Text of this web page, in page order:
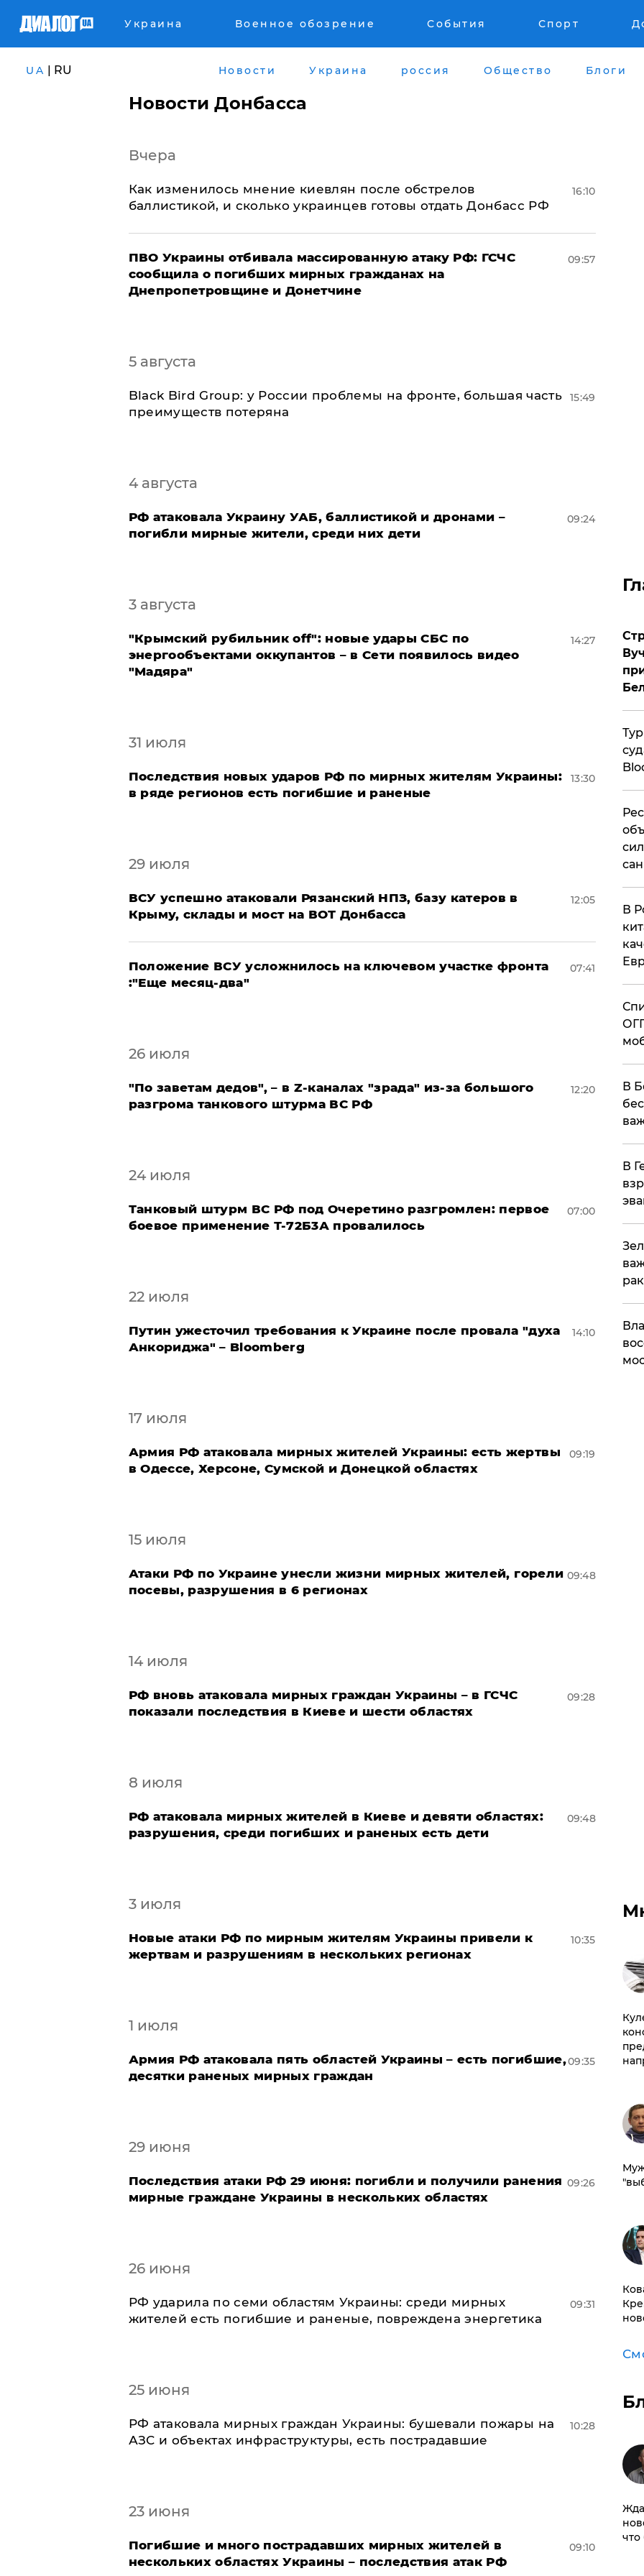
Украина Военное обозрение События Спорт
UA | RU Новости Украина россия Общество Блоги
Новости Донбасса
Вчера
Как изменилось мнение киевлян после обстрелов
баллистикой, и сколько украинцев готовы отдать Донбасс РФ
16:10
ПВО Украины отбивала массированную атаку РФ: ГСЧС
сообщила о погибших мирных гражданах на
Днепропетровщине и Донетчине
09:57
5 августа
Black Bird Group: у России проблемы на фронте, большая часть
преимуществ потеряна
15:49
4 августа
РФ атаковала Украину УАБ, баллистикой и дронами –
погибли мирные жители, среди них дети
09:24
3 августа
"Крымский рубильник off": новые удары СБС по
энергообъектами оккупантов – в Сети появилось видео
"Мадяра"
14:27
31 июля
Последствия новых ударов РФ по мирных жителям Украины:
в ряде регионов есть погибшие и раненые
13:30
29 июля
ВСУ успешно атаковали Рязанский НПЗ, базу катеров в
Крыму, склады и мост на ВОТ Донбасса
12:05
Положение ВСУ усложнилось на ключевом участке фронта
:"Еще месяц-два"
07:41
26 июля
"По заветам дедов", – в Z-каналах "зрада" из-за большого
разгрома танкового штурма ВС РФ
12:20
24 июля
​Танковый штурм ВС РФ под Очеретино разгромлен: первое
боевое применение Т-72Б3А провалилось
07:00
22 июля
Путин ужесточил требования к Украине после провала "духа
Анкориджа" – Bloomberg
14:10
17 июля
Армия РФ атаковала мирных жителей Украины: есть жертвы
в Одессе, Херсоне, Сумской и Донецкой областях
09:19
15 июля
Атаки РФ по Украине унесли жизни мирных жителей, горели
посевы, разрушения в 6 регионах
09:48
14 июля
РФ вновь атаковала мирных граждан Украины – в ГСЧС
показали последствия в Киеве и шести областях
09:28
8 июля
РФ атаковала мирных жителей в Киеве и девяти областях:
разрушения, среди погибших и раненых есть дети
09:48
3 июля
Новые атаки РФ по мирным жителям Украины привели к
жертвам и разрушениям в нескольких регионах
10:35
1 июля
Армия РФ атаковала пять областей Украины – есть погибшие,
десятки раненых мирных граждан
09:35
29 июня
Последствия атаки РФ 29 июня: погибли и получили ранения
мирные граждане Украины в нескольких областях
09:26
26 июня
РФ ударила по семи областям Украины: среди мирных
жителей есть погибшие и раненые, повреждена энергетика
09:31
25 июня
РФ атаковала мирных граждан Украины: бушевали пожары на
АЗС и объектах инфраструктуры, есть пострадавшие
10:28
23 июня
Погибшие и много пострадавших мирных жителей в
нескольких областях Украины – последствия атак РФ
09:10
В
В
В
что